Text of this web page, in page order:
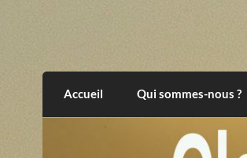
Clair et Obscur
Accueil Qui sommes-nous ?